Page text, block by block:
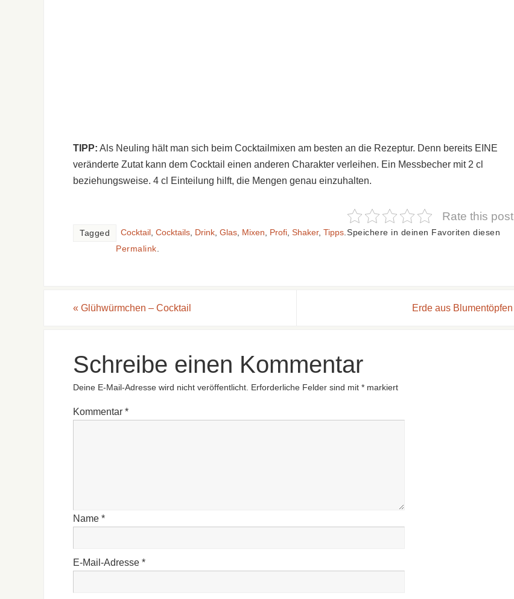
TIPP: Als Neuling hält man sich beim Cocktailmixen am besten an die Rezeptur. Denn bereits EINE
veränderte Zutat kann dem Cocktail einen anderen Charakter verleihen. Ein Messbecher mit 2 cl
beziehungsweise. 4 cl Einteilung hilft, die Mengen genau einzuhalten.
Rate this post
Tagged Cocktail Cocktails Drink Glas Mixen Profi Shaker, Tipps Speichere in deinen Favoriten diesen
Permalink
« Glühwürmchen – Cocktail Erde aus Blumentöpfen
Schreibe einen Kommentar
Deine E-Mail-Adresse wird nicht veröffentlicht. Erforderliche Felder sind mit * markiert
Kommentar *
Name *
E-Mail-Adresse *